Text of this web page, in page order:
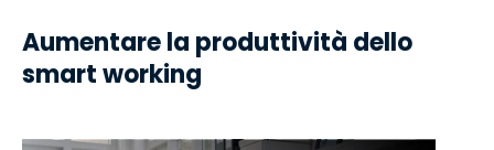
Aumentare la produttività dello
smart working